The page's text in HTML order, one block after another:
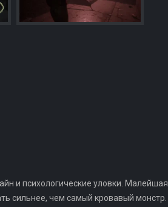
и психологические уловки. Малейшая
сильнее, чем самый кровавый монстр.